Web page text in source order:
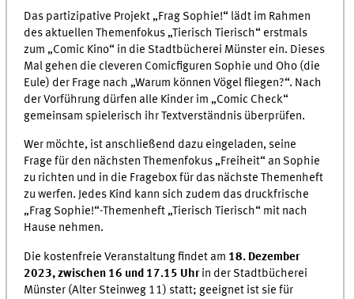
Das partizipative Projekt „Frag Sophie!“ lädt im Rahmen
des aktuellen Themenfokus „Tierisch Tierisch“ erstmals
zum „Comic Kino“ in die Stadtbücherei Münster ein. Dieses
Mal gehen die cleveren Comicfiguren Sophie und Oho (die
Eule) der Frage nach „Warum können Vögel fliegen?“. Nach
der Vorführung dürfen alle Kinder im „Comic Check“
gemeinsam spielerisch ihr Textverständnis überprüfen.
Wer möchte, ist anschließend dazu eingeladen, seine
Frage für den nächsten Themenfokus „Freiheit“ an Sophie
zu richten und in die Fragebox für das nächste Themenheft
zu werfen. Jedes Kind kann sich zudem das druckfrische
„Frag Sophie!“-Themenheft „Tierisch Tierisch“ mit nach
Hause nehmen.
Die kostenfreie Veranstaltung findet am 18. Dezember
2023, zwischen 16 und 17.15 Uhrin der Stadtbücherei
Münster (Alter Steinweg 11) statt; geeignet ist sie für